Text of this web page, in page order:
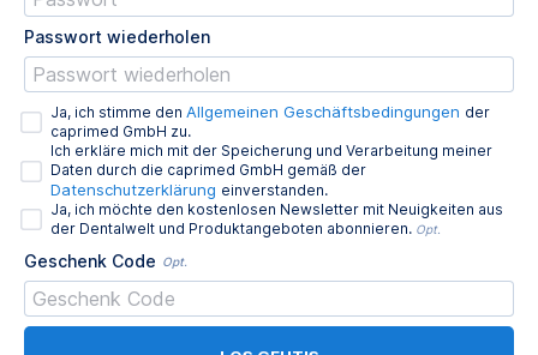
Passwort wiederholen
Ja, ich stimme den Allgemeinen Geschäftsbedingungen der
caprimed GmbH zu.
Ich erkläre mich mit der Speicherung und Verarbeitung meiner
Daten durch die caprimed GmbH gemäß der
Datenschutzerklärung einverstanden.
Ja, ich möchte den kostenlosen Newsletter mit Neuigkeiten aus
der Dentalwelt und Produktangeboten abonnieren. Opt.
Geschenk Code Opt.